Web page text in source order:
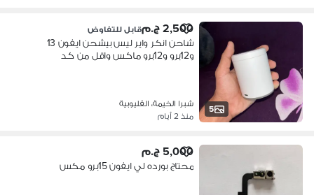
5
2,500 ج.م قابل للتفاوض
شاحن انكر واير ليس بيشحن ايفون 13
و12برو و12برو ماكس واقل من كد
شبرا الخيمة، القليوبية
منذ 2 أيام
5,000 ج.م
محتاج بورده لي ايفون 15برو مكس